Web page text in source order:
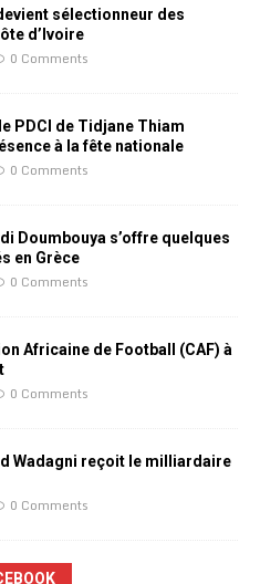
sélectionneur des
d’Ivoire
0 Comments
PDCI de Tidjane Thiam
à la fête nationale
0 Comments
Doumbouya s’offre quelques
en Grèce
0 Comments
Africaine de Football (CAF) à
0 Comments
Wadagni reçoit le milliardaire
0 Comments